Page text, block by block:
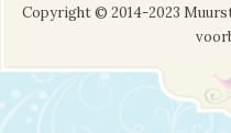
Copyright © 2014-2023